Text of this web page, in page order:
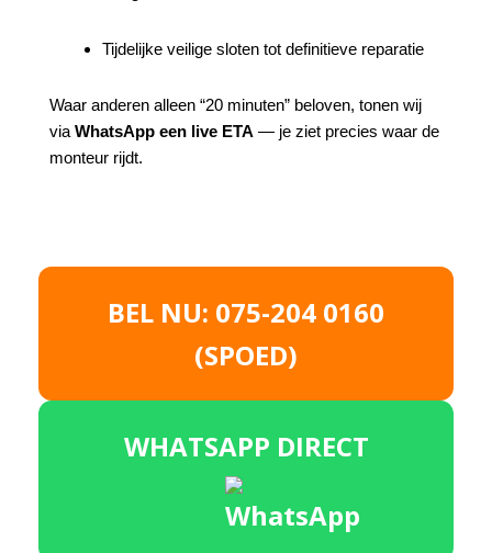
Tijdelijke veilige sloten tot definitieve reparatie
Waar anderen alleen “20 minuten” beloven, tonen wij
via WhatsApp een live ETA — je ziet precies waar de
monteur rijdt.
BEL NU: 075-204 0160
(SPOED)
WHATSAPP DIRECT